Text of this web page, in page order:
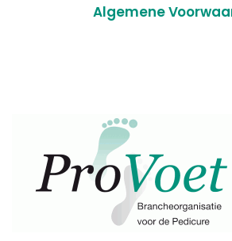
Algemene